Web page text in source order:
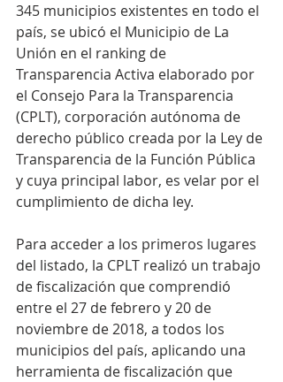
345 municipios existentes en todo el
país, se ubicó el Municipio de La
Unión en el ranking de
Transparencia Activa elaborado por
el Consejo Para la Transparencia
(CPLT), corporación autónoma de
derecho público creada por la Ley de
Transparencia de la Función Pública
y cuya principal labor, es velar por el
cumplimiento de dicha ley.
Para acceder a los primeros lugares
del listado, la CPLT realizó un trabajo
de fiscalización que comprendió
entre el 27 de febrero y 20 de
noviembre de 2018, a todos los
municipios del país, aplicando una
herramienta de fiscalización que